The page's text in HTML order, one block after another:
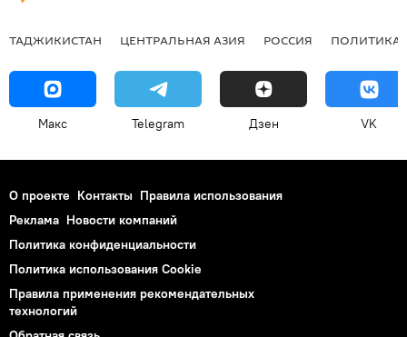
ТАДЖИКИСТАН ЦЕНТРАЛЬНАЯ АЗИЯ РОССИЯ ПОЛИТИКА
Макс Telegram Дзен VK
О проекте Контакты Правила использования
Реклама Новости компаний
Политика конфиденциальности
Политика использования Cookie
Правила применения рекомендательных
технологий